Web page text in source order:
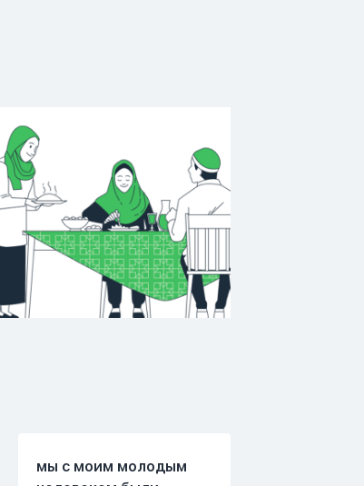
мы с моим молодым